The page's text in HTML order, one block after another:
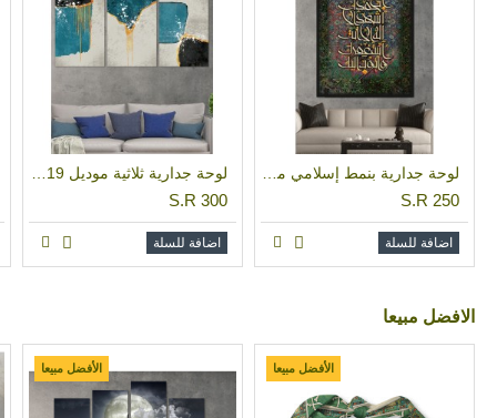
S.R 250
اضافة للسلة
S.R 300
اضافة للسلة
اﻻفضل مبيعا
الأفضل مبيعا الأفضل مبيعا